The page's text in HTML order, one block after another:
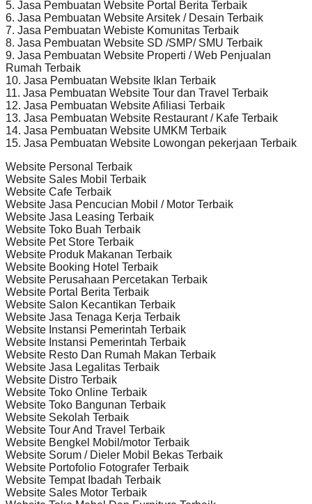
5. Jasa Pembuatan Website Portal Berita Terbaik
6. Jasa Pembuatan Website Arsitek / Desain Terbaik
7. Jasa Pembuatan Webiste Komunitas Terbaik
8. Jasa Pembuatan Website SD /SMP/ SMU Terbaik
9. Jasa Pembuatan Website Properti / Web Penjualan
Rumah Terbaik
10. Jasa Pembuatan Website Iklan Terbaik
11. Jasa Pembuatan Website Tour dan Travel Terbaik
12. Jasa Pembuatan Website Afiliasi Terbaik
13. Jasa Pembuatan Website Restaurant / Kafe Terbaik
14. Jasa Pembuatan Website UMKM Terbaik
15. Jasa Pembuatan Website Lowongan pekerjaan Terbaik
Website Personal Terbaik
Website Sales Mobil Terbaik
Website Cafe Terbaik
Website Jasa Pencucian Mobil / Motor Terbaik
Website Jasa Leasing Terbaik
Website Toko Buah Terbaik
Website Pet Store Terbaik
Website Produk Makanan Terbaik
Website Booking Hotel Terbaik
Website Perusahaan Percetakan Terbaik
Website Portal Berita Terbaik
Website Salon Kecantikan Terbaik
Website Jasa Tenaga Kerja Terbaik
Website Instansi Pemerintah Terbaik
Website Instansi Pemerintah Terbaik
Website Resto Dan Rumah Makan Terbaik
Website Jasa Legalitas Terbaik
Website Distro Terbaik
Website Toko Online Terbaik
Website Toko Bangunan Terbaik
Website Sekolah Terbaik
Website Tour And Travel Terbaik
Website Bengkel Mobil/motor Terbaik
Website Sorum / Dieler Mobil Bekas Terbaik
Website Portofolio Fotografer Terbaik
Website Tempat Ibadah Terbaik
Website Sales Motor Terbaik